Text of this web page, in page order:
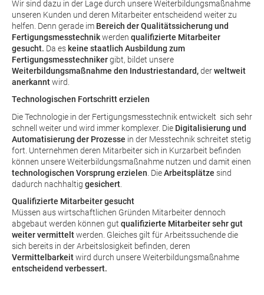
Wir sind dazu in der Lage durch unsere Weiterbildungsmaßnahme
unseren Kunden und deren Mitarbeiter entscheidend weiter zu
helfen. Denn gerade im Bereich der Qualitätssicherung und
Fertigungsmesstechnikwerden qualifizierte Mitarbeiter
gesucht. Da es keine staatlich Ausbildung zum
Fertigungsmesstechnikergibt, bildet unsere
Weiterbildungsmaßnahme den Industriestandard,derweltweit
anerkanntwird.
Technologischen Fortschritt erzielen
Die Technologie in der Fertigungsmesstechnik entwickelt sich sehr
schnell weiter und wird immer komplexer. Die Digitalisierung und
Automatisierung der Prozesse in der Messtechnik schreitet stetig
fort. Unternehmen deren Mitarbeiter sich in Kurzarbeit befinden
können unsere Weiterbildungsmaßnahme nutzen und damit einen
technologischen Vorsprung erzielen. DieArbeitsplätze sind
dadurch nachhaltig gesichert.
Qualifizierte Mitarbeiter gesucht
Müssen aus wirtschaftlichen Gründen Mitarbeiter dennoch
abgebaut werden können gut qualifizierte Mitarbeiter sehr gut
weiter vermitteltwerden. Gleiches gilt für Arbeitssuchende die
sich bereits in der Arbeitslosigkeit befinden, deren
Vermittelbarkeitwird durch unsere Weiterbildungsmaßnahme
entscheidend verbessert.